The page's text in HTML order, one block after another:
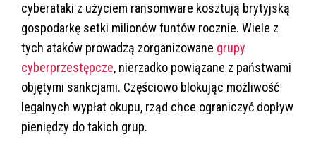
cyberataki z użyciem ransomware kosztują brytyjską
gospodarkę setki milionów funtów rocznie. Wiele z
tych ataków prowadzą zorganizowane grupy
cyberprzestępcze, nierzadko powiązane z państwami
objętymi sankcjami. Częściowo blokując możliwość
legalnych wypłat okupu, rząd chce ograniczyć dopływ
pieniędzy do takich grup.